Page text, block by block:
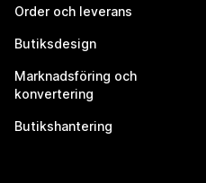
Order och leverans
Butiksdesign
Marknadsföring och
konvertering
Butikshantering